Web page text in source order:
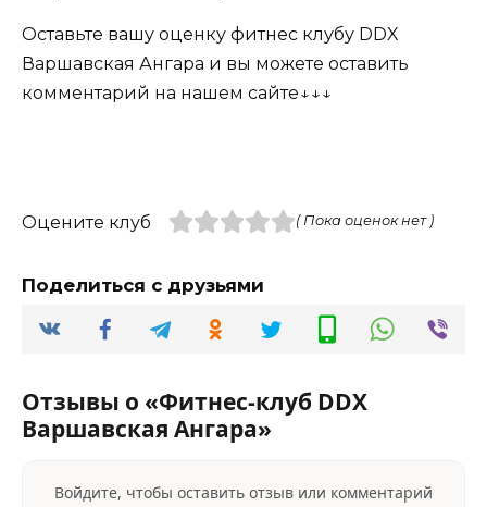
Оставьте вашу оценку фитнес клубу DDX
Варшавская Ангара и вы можете оставить
комментарий на нашем сайте↓↓↓
Оцените клуб ( Пока оценок нет )
Поделиться с друзьями
Отзывы о «Фитнес-клуб DDX
Варшавская Ангара»
Войдите, чтобы оставить отзыв или комментарий